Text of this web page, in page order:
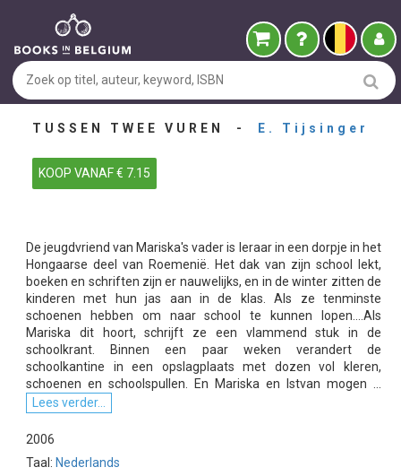
TUSSEN TWEE VUREN - E. Tijsinger
KOOP VANAF € 7.15
De jeugdvriend van Mariska's vader is leraar in een dorpje in het
Hongaarse deel van Roemenië. Het dak van zijn school lekt,
boeken en schriften zijn er nauwelijks, en in de winter zitten de
kinderen met hun jas aan in de klas. Als ze tenminste
schoenen hebben om naar school te kunnen lopen....Als
Mariska dit hoort, schrijft ze een vlammend stuk in de
schoolkrant. Binnen een paar weken verandert de
schoolkantine in een opslagplaats met dozen vol kleren,
schoenen en schoolspullen. En Mariska en Istvan mogen ...
Lees verder...
2006
Taal: Nederlands